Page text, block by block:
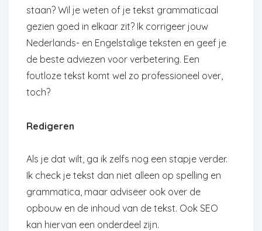
staan? Wil je weten of je tekst grammaticaal
gezien goed in elkaar zit? Ik corrigeer jouw
Nederlands- en Engelstalige teksten en geef je
de beste adviezen voor verbetering. Een
foutloze tekst komt wel zo professioneel over,
toch?
Redigeren
Als je dat wilt, ga ik zelfs nog een stapje verder.
Ik check je tekst dan niet alleen op spelling en
grammatica, maar adviseer ook over de
opbouw en de inhoud van de tekst. Ook SEO
kan hiervan een onderdeel zijn.